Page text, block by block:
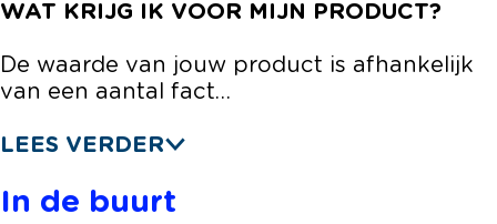
WAT KRIJG IK VOOR MIJN PRODUCT?
De waarde van jouw product is afhankelijk
van een aantal fact…
LEES VERDER
In de buurt